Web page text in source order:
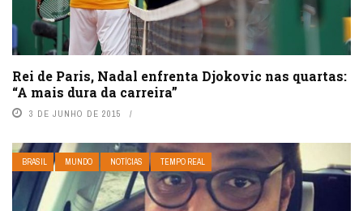
Rei de Paris, Nadal enfrenta Djokovic nas quartas:
“A mais dura da carreira”
3 DE JUNHO DE 2015
BRASIL MUNDO NOTÍCIAS TEMPO REAL